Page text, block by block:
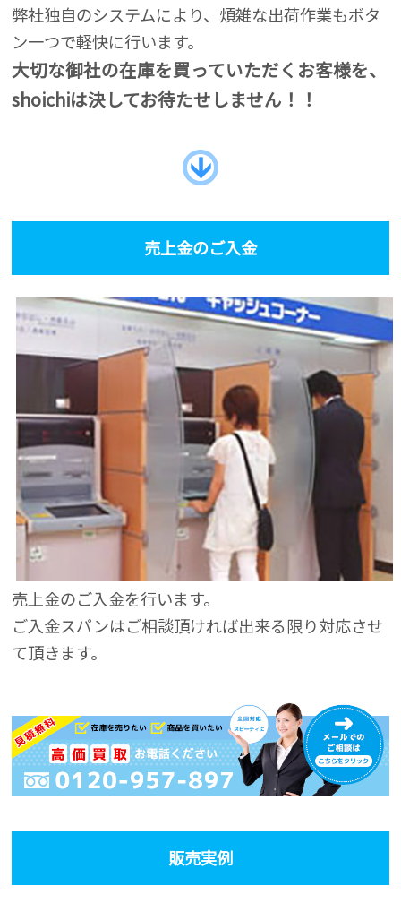
弊社独自のシステムにより、煩雑な出荷作業もボタ
ン一つで軽快に行います。
大切な御社の在庫を買っていただくお客様を、
shoichiは決してお待たせしません！！
売上金のご入金
売上金のご入金を行います。
ご入金スパンはご相談頂ければ出来る限り対応させ
て頂きます。
販売実例